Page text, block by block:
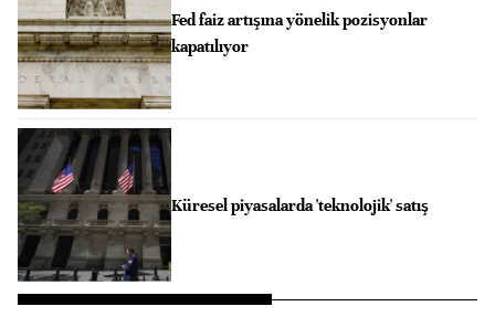
Fed faiz artışına yönelik pozisyonlar
kapatılıyor
Küresel piyasalarda 'teknolojik' satış